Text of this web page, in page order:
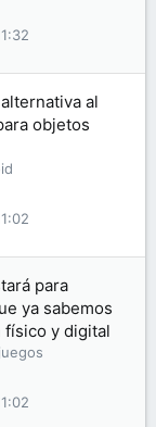
al
objetos
para
ya sabemos
físico y digital